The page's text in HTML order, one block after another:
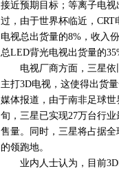
接近预期目标；等离子电视
过，由于世界杯临近，
电视总出货量的8%，收入
总LED背光电视出货量的
电视厂商方面，三星依旧
主打3D电视，这使得出货
媒体报道，由于南非足球
旬，三星已实现27万台行
售量。同时，三星将占据
的领跑地。
业内人士认为，目前3D